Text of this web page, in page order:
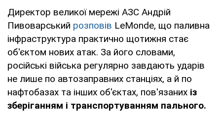
Директор великої мережі АЗС Андрій
Пивоварський розповів LeMonde, що паливна
інфраструктура практично щотижня стає
об'єктом нових атак. За його словами,
російські війська регулярно завдають ударів
не лише по автозаправних станціях, а й по
нафтобазах та інших об'єктах, пов'язаних із
зберіганням і транспортуванням пального.